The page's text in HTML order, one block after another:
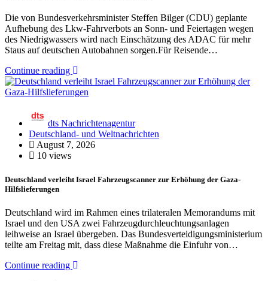
Die von Bundesverkehrsminister Steffen Bilger (CDU) geplante
Aufhebung des Lkw-Fahrverbots an Sonn- und Feiertagen wegen
des Niedrigwassers wird nach Einschätzung des ADAC für mehr
Staus auf deutschen Autobahnen sorgen.Für Reisende…
Continue reading
dts Nachrichtenagentur
Deutschland- und Weltnachrichten
August 7, 2026
10 views
Deutschland verleiht Israel Fahrzeugscanner zur Erhöhung der Gaza-
Hilfslieferungen
Deutschland wird im Rahmen eines trilateralen Memorandums mit
Israel und den USA zwei Fahrzeugdurchleuchtungsanlagen
leihweise an Israel übergeben. Das Bundesverteidigungsministerium
teilte am Freitag mit, dass diese Maßnahme die Einfuhr von…
Continue reading